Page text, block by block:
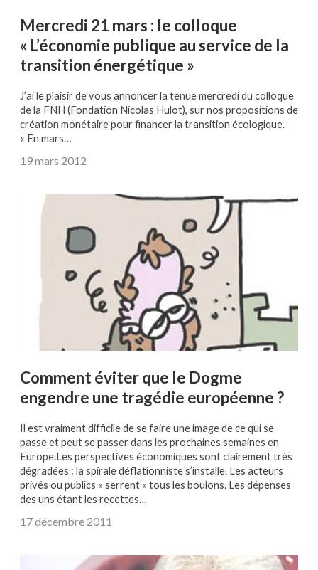
Mercredi 21 mars : le colloque
« L’économie publique au service de la
transition énergétique »
J’ai le plaisir de vous annoncer la tenue mercredi du colloque
de la FNH (Fondation Nicolas Hulot), sur nos propositions de
création monétaire pour financer la transition écologique.
« En mars…
19 mars 2012
Comment éviter que le Dogme
engendre une tragédie européenne ?
Il est vraiment difficile de se faire une image de ce qui se
passe et peut se passer dans les prochaines semaines en
Europe.Les perspectives économiques sont clairement très
dégradées : la spirale déflationniste s’installe. Les acteurs
privés ou publics « serrent » tous les boulons. Les dépenses
des uns étant les recettes…
17 décembre 2011